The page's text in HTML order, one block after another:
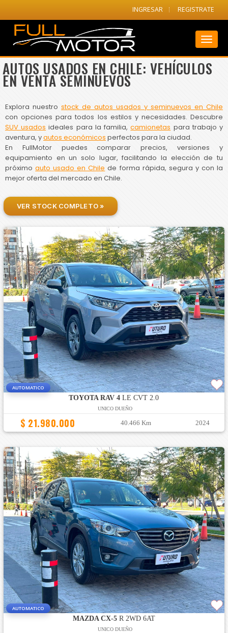
INGRESAR REGISTRATE
AUTOS USADOS EN CHILE: VEHÍCULOS
EN VENTA SEMINUEVOS
Explora nuestro stock de autos usados y seminuevos en Chile
con opciones para todos los estilos y necesidades. Descubre
SUV usados ideales para la familia,camionetas para trabajo y
aventura, yautos económicos perfectos para la ciudad.
En FullMotor puedes comparar precios, versiones y
equipamiento en un solo lugar, facilitando la elección de tu
próximoauto usado en Chile de forma rápida, segura y con la
mejor oferta del mercado en Chile.
VER STOCK COMPLETO »
AUTOMATICO
TOYOTA RAV 4 LE CVT 2.0
UNICO DUEÑO
$ 21.980.000 40.466 Km 2024
AUTOMATICO
MAZDA CX-5 R 2WD 6AT
UNICO DUEÑO